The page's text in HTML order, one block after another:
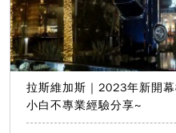
拉斯維加斯｜2023年新開
小白不專業經驗分享~